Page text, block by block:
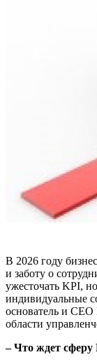
В 2026 году
и заботу о
ужесточать KPI,
индивидуальные
основатель и
области
– Что ждет сферу